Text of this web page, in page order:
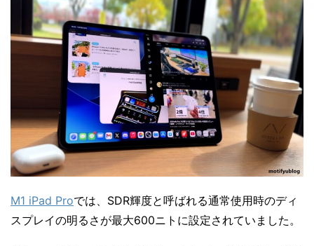
M1 iPad Proでは、SDR輝度と呼ばれる通常使用時のディ
スプレイの明るさが最大600ニトに設定されていました。